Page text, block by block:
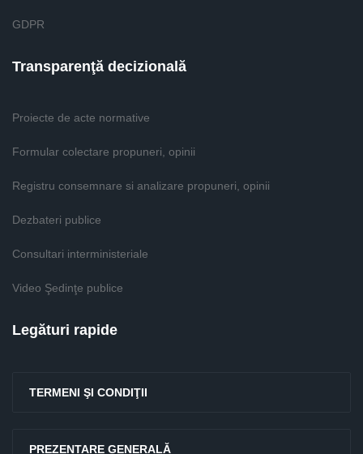
GDPR
Transparenţă decizională
Proiecte de acte normative
Formular colectare propuneri, opinii
Registru consemnare si analizare propuneri, opinii
Dezbateri publice
Consultari interministeriale
Video Şedinţe publice
Legături rapide
TERMENI ŞI CONDIŢII
PREZENTARE GENERALĂ